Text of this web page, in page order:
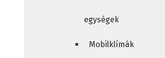
egységek
Mobilklímák